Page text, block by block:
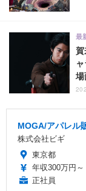
賀
場
最
MOGA/アパレル
株式会社ビギ
東京都
年収300万円～
正社員